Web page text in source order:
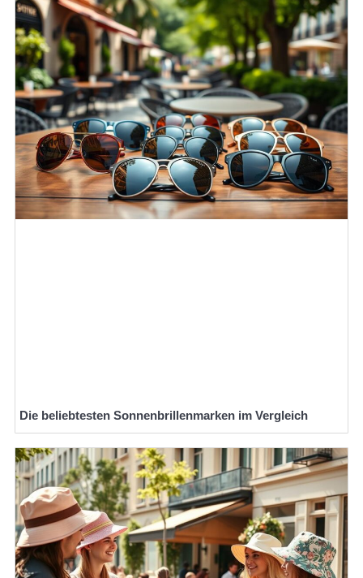
Die beliebtesten Sonnenbrillenmarken im Vergleich